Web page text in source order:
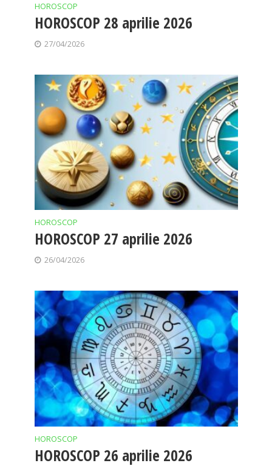
HOROSCOP
HOROSCOP 28 aprilie 2026
27/04/2026
HOROSCOP
HOROSCOP 27 aprilie 2026
26/04/2026
HOROSCOP
HOROSCOP 26 aprilie 2026